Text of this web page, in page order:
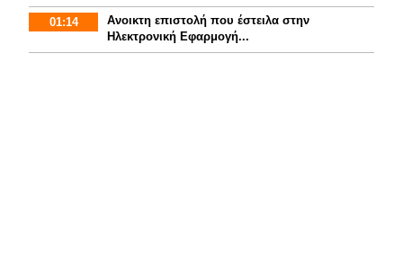
01:14
Aνοικτη επιστολή που έστειλα στην
Ηλεκτρονική Εφαρμογή...